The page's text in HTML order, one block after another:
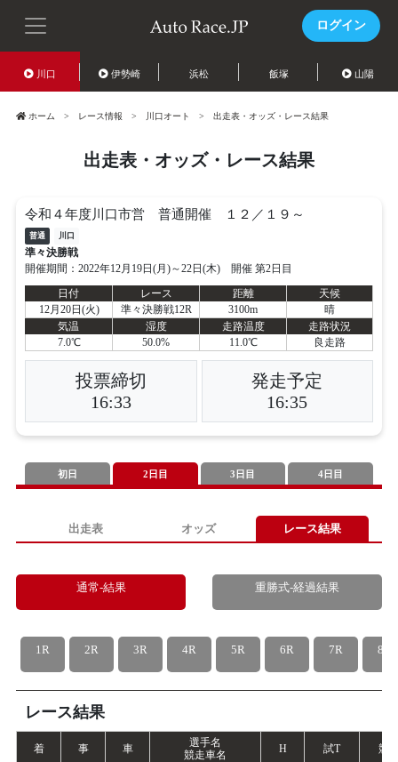
ログイン
川口 伊勢崎 浜松 飯塚 山陽
ホーム レース情報 川口オート 出走表・オッズ・レース結果
出走表・オッズ・レース結果
令和４年度川口市営 普通開催 １２／１９～
普通 川口
準々決勝戦
開催期間：2022年12月19日(月)～22日(木) 開催 第2日目
日付
レース 距離
天候
12月20日(火)
準々決勝戦12R 3100m
晴
気温
湿度 走路温度
走路状況
7.0℃
50.0% 11.0℃ 良走路
投票締切
16:33
発走予定
16:35
初日 2日目 3日目 4日目
出走表 オッズ レース結果
通常-結果 重勝式-経過結果
1R 2R 3R 4R 5R 6R 7R 8R
レース結果
着 事 車
選手名
競走車名
H 試T 競